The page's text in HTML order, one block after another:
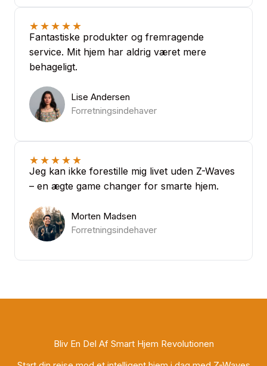
★★★★★
Fantastiske produkter og fremragende
service. Mit hjem har aldrig været mere
behageligt.
Lise Andersen
Forretningsindehaver
★★★★★
Jeg kan ikke forestille mig livet uden Z-Waves
– en ægte game changer for smarte hjem.
Morten Madsen
Forretningsindehaver
Bliv En Del Af Smart Hjem Revolutionen